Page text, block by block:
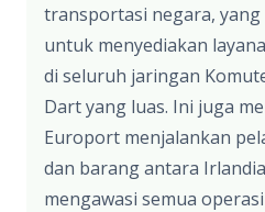
transportasi negara,
untuk menyediakan
di seluruh jaringan
Dart yang luas. Ini juga
Europort menjalankan
dan barang antara
mengawasi semua